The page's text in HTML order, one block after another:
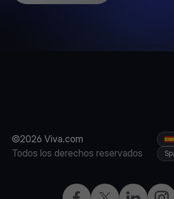
©2026 Viva.com
Todos los derechos reservados